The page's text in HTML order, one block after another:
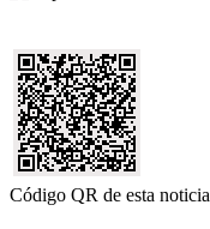
Código QR de esta noticia